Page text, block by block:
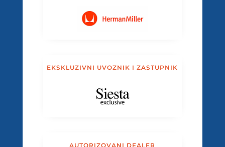
EKSKLUZIVNI UVOZNIK I ZASTUPNIK
AUTORIZOVANI DEALER